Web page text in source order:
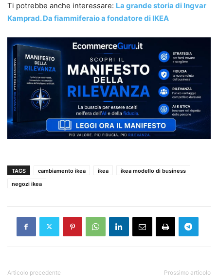
Ti potrebbe anche interessare: La grande storia di Ingvar
Kamprad. Da fiammiferaio a fondatore di IKEA
TAGS cambiamento ikea ikea
ikea modello di business
negozi ikea
Articolo precedente Prossimo articolo